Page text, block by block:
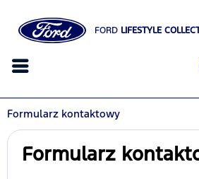
FORD LIFESTYLE
Formularz kontaktowy
Formularz